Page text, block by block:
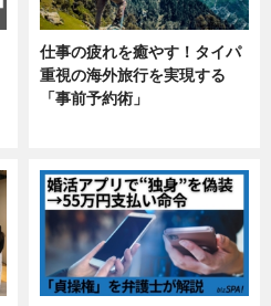
仕事の疲れを癒やす！タイパ
重視の海外旅行を実現する
「事前予約術」